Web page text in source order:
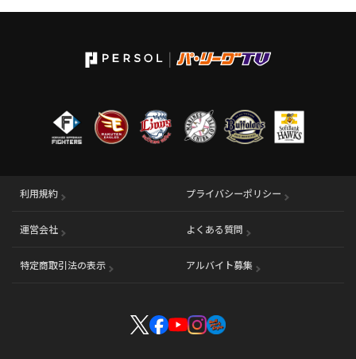
利用規約 プライバシーポリシー
運営会社 （別ウィンドウで開く） よくある質問
特定商取引法の表示 アルバイト募集 （別ウィンドウで開く